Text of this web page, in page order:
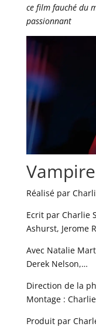
ce film fauché du
passionnant
Réalisé par
Ecrit par Charlie
Ashurst, Jerome
Avec Natalie
Derek Nelson,…
Direction de la
Montage :
Produit par